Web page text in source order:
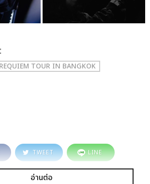
TOUR IN BANGKOK
TWEET LINE
อ่านต่อ